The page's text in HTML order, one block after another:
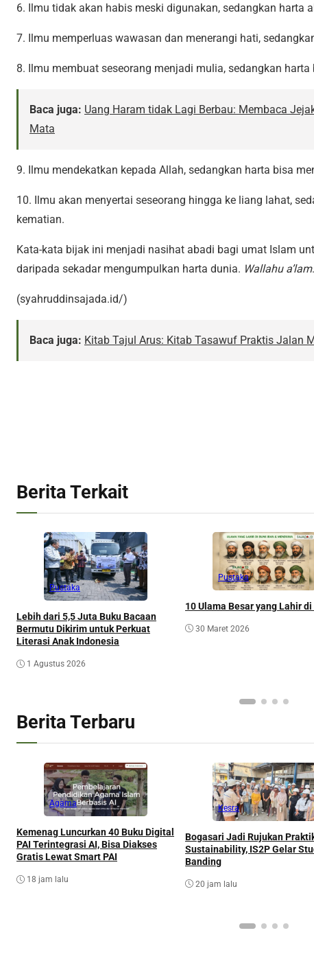
6. Ilmu tidak akan habis meski digunakan, sedangkan harta
7. Ilmu memperluas wawasan dan menerangi hati,
8. Ilmu membuat seseorang menjadi mulia, sedangkan
Baca juga: Uang Haram tidak Lagi Berbau: Membaca
Mata
9. Ilmu mendekatkan kepada Allah, sedangkan harta bisa
10. Ilmu akan menyertai seseorang hingga ke liang lahat,
kematian.
Kata-kata bijak ini menjadi nasihat abadi bagi umat Islam
daripada sekadar mengumpulkan harta dunia. Wallahu a’lam.
(syahruddinsajada.id/)
Baca juga: Kitab Tajul Arus: Kitab Tasawuf Praktis Jalan
Berita Terkait
Pustaka
Lebih dari 5,5 Juta Buku Bacaan
Bermutu Dikirim untuk Perkuat
Literasi Anak Indonesia
1 Agustus 2026
Pustaka
10 Ulama Besar yang Lahir di
30 Maret 2026
Berita Terbaru
Agama
Kemenag Luncurkan 40 Buku Digital
PAI Terintegrasi AI, Bisa Diakses
Gratis Lewat Smart PAI
18 jam lalu
Kesra
Bogasari Jadi Rujukan
Sustainability, IS2P Gelar
Banding
20 jam lalu